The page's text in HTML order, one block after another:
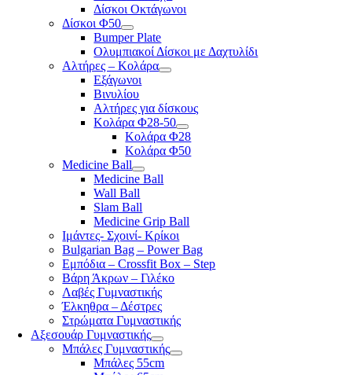
Δίσκοι Οκτάγωνοι
Δίσκοι Φ50
Bumper Plate
Ολυμπιακοί Δίσκοι με Δαχτυλίδι
Αλτήρες – Κολάρα
Εξάγωνοι
Βινυλίου
Αλτήρες για δίσκους
Κολάρα Φ28-50
Κολάρα Φ28
Κολάρα Φ50
Medicine Ball
Medicine Ball
Wall Ball
Slam Ball
Medicine Grip Ball
Ιμάντες- Σχοινί- Κρίκοι
Bulgarian Bag – Power Bag
Εμπόδια – Crossfit Box – Step
Βάρη Άκρων – Γιλέκο
Λαβές Γυμναστικής
Έλκηθρα – Δέστρες
Στρώματα Γυμναστικής
Αξεσουάρ Γυμναστικής
Μπάλες Γυμναστικής
Μπάλες 55cm